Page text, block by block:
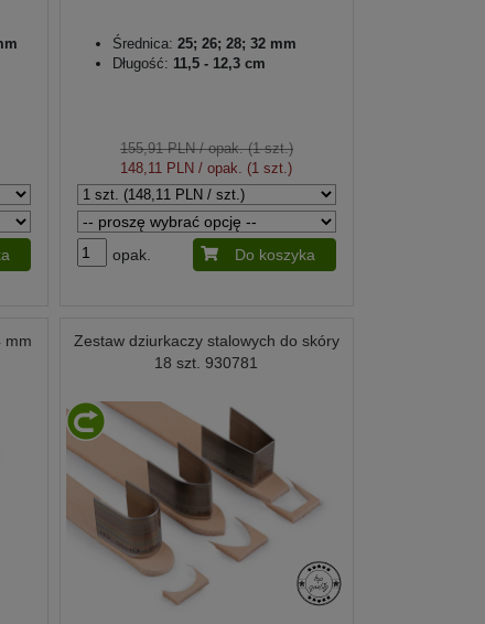
Średnica: 25; 26; 28; 32 mm
Długość: 11,5 - 12,3 cm
155,91 PLN/ opak. (1 szt.)
148,11 PLN / opak. (1 szt.)
opak. Do koszyka
mm
Zestaw dziurkaczy stalowych do skóry
18 szt. 930781